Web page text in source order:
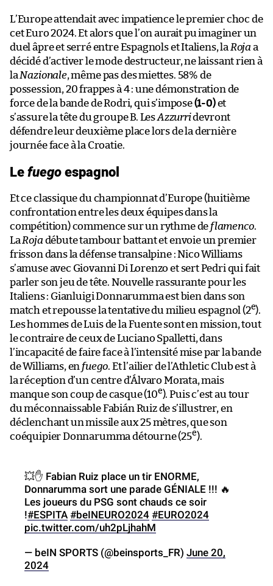
L’Europe attendait avec impatience le premier choc de
cet Euro 2024. Et alors que l’on aurait pu imaginer un
duel âpre et serré entre Espagnols et Italiens, la Roja a
décidé d’activer le mode destructeur, ne laissant rien à
la Nazionale, même pas des miettes. 58% de
possession, 20 frappes à 4 : une démonstration de
force de la bande de Rodri, qui s’impose(1-0)et
s’assure la tête du groupe B. LesAzzurridevront
défendre leur deuxième place lors de la dernière
journée face à la Croatie.
Lefuegoespagnol
Et ce classique du championnat d’Europe (huitième
confrontation entre les deux équipes dans la
compétition) commence sur un rythme de flamenco.
La Roja débute tambour battant et envoie un premier
frisson dans la défense transalpine : Nico Williams
s’amuse avec Giovanni Di Lorenzo et sert Pedri qui fait
parler son jeu de tête. Nouvelle rassurante pour les
Italiens : Gianluigi Donnarumma est bien dans son
match et repousse la tentative du milieu espagnol (2e).
Les hommes de Luis de la Fuente sont en mission, tout
le contraire de ceux de Luciano Spalletti, dans
l’incapacité de faire face à l’intensité mise par la bande
de Williams, en fuego. Et l’ailier de l’Athletic Club est à
la réception d’un centre d’Álvaro Morata, mais
manque son coup de casque (10e). Puis c’est au tour
du méconnaissable Fabián Ruiz de s’illustrer, en
déclenchant un missile aux 25 mètres, que son
coéquipier Donnarumma détourne (25e).
💥✋ Fabian Ruiz place un tir ENORME,
Donnarumma sort une parade GÉNIALE !!! 🔥
Les joueurs du PSG sont chauds ce soir
!#ESPITA #beINEURO2024 #EURO2024
pic.twitter.com/uh2pLjhahM
— beIN SPORTS (@beinsports_FR) June 20,
2024